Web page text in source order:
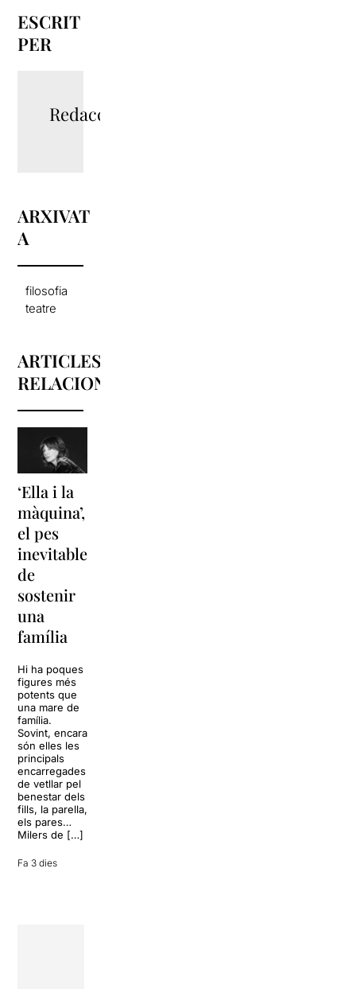
ESCRIT
PER
Redacció
ARXIVAT
A
filosofia
teatre
ARTICLES
RELACIONATS
‘Ella i la
màquina’,
el pes
inevitable
de
sostenir
una
família
Hi ha poques
figures més
potents que
una mare de
família.
Sovint, encara
són elles les
principals
encarregades
de vetllar pel
benestar dels
fills, la parella,
els pares…
Milers de […]
Fa 3 dies